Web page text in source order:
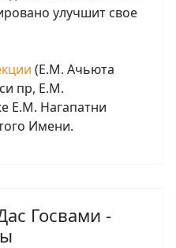
улучшит свое
(Е.М. Ачьюта
пр, Е.М.
Е.М. Нагапатни
Имени.
Госвами -